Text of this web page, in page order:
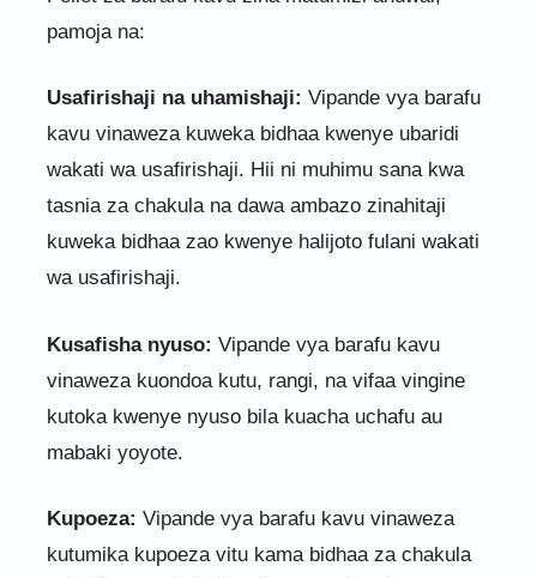
pamoja na:
Usafirishaji na uhamishaji: Vipande vya barafu
kavu vinaweza kuweka bidhaa kwenye ubaridi
wakati wa usafirishaji. Hii ni muhimu sana kwa
tasnia za chakula na dawa ambazo zinahitaji
kuweka bidhaa zao kwenye halijoto fulani wakati
wa usafirishaji.
Kusafisha nyuso: Vipande vya barafu kavu
vinaweza kuondoa kutu, rangi, na vifaa vingine
kutoka kwenye nyuso bila kuacha uchafu au
mabaki yoyote.
Kupoeza: Vipande vya barafu kavu vinaweza
kutumika kupoeza vitu kama bidhaa za chakula